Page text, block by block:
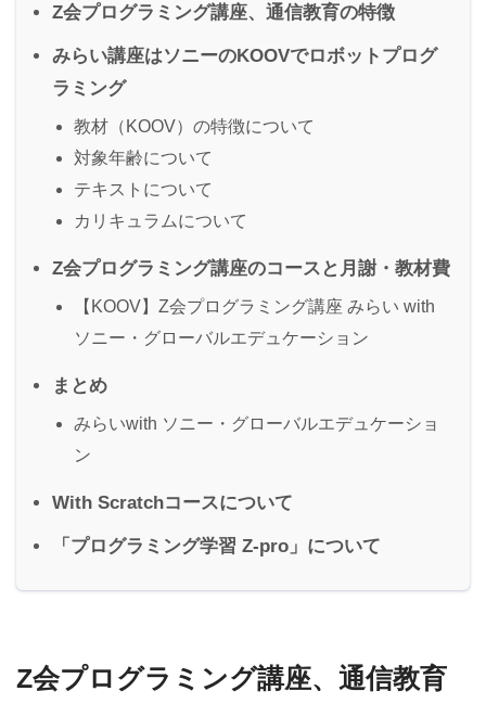
Z会プログラミング講座、通信教育の特徴
みらい講座はソニーのKOOVでロボットプログ
ラミング
教材（KOOV）の特徴について
対象年齢について
テキストについて
カリキュラムについて
Z会プログラミング講座のコースと月謝・教材費
【KOOV】Z会プログラミング講座 みらい with
ソニー・グローバルエデュケーション
まとめ
みらいwith ソニー・グローバルエデュケーショ
ン
With Scratchコースについて
「プログラミング学習 Z-pro」について
Z会プログラミング講座、通信教育